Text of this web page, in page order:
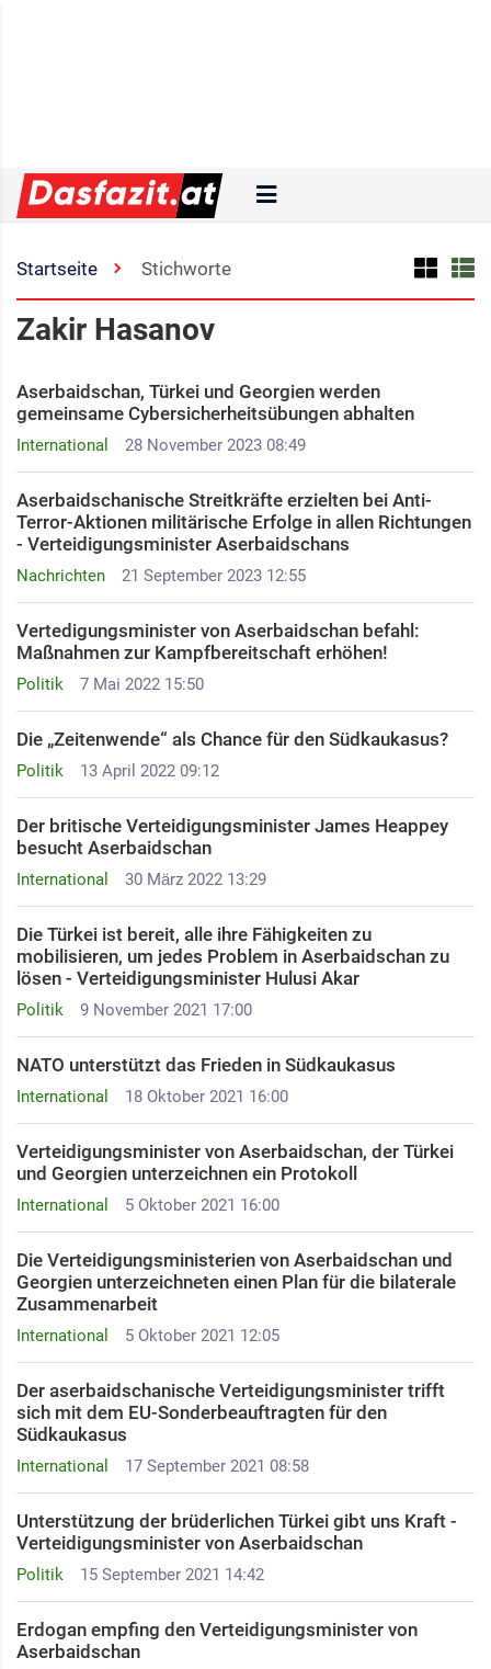
Startseite Stichworte
Zakir Hasanov
International 28 November 2023 08:49
Aserbaidschan, Türkei und Georgien werden
gemeinsame Cybersicherheitsübungen abhalten
Nachrichten 21 September 2023 12:55
Aserbaidschanische Streitkräfte erzielten bei Anti-
Terror-Aktionen militärische Erfolge in allen Richtungen
- Verteidigungsminister Aserbaidschans
Politik 7 Mai 2022 15:50
Vertedigungsminister von Aserbaidschan befahl:
Maßnahmen zur Kampfbereitschaft erhöhen!
Politik 13 April 2022 09:12
Die „Zeitenwende“ als Chance für den Südkaukasus?
International 30 März 2022 13:29
Der britische Verteidigungsminister James Heappey
besucht Aserbaidschan
Politik 9 November 2021 17:00
Die Türkei ist bereit, alle ihre Fähigkeiten zu
mobilisieren, um jedes Problem in Aserbaidschan zu
lösen - Verteidigungsminister Hulusi Akar
International 18 Oktober 2021 16:00
NATO unterstützt das Frieden in Südkaukasus
International 5 Oktober 2021 16:00
Verteidigungsminister von Aserbaidschan, der Türkei
und Georgien unterzeichnen ein Protokoll
International 5 Oktober 2021 12:05
Die Verteidigungsministerien von Aserbaidschan und
Georgien unterzeichneten einen Plan für die bilaterale
Zusammenarbeit
International 17 September 2021 08:58
Der aserbaidschanische Verteidigungsminister trifft
sich mit dem EU-Sonderbeauftragten für den
Südkaukasus
Politik 15 September 2021 14:42
Unterstützung der brüderlichen Türkei gibt uns Kraft -
Verteidigungsminister von Aserbaidschan
Erdogan empfing den Verteidigungsminister von
Aserbaidschan